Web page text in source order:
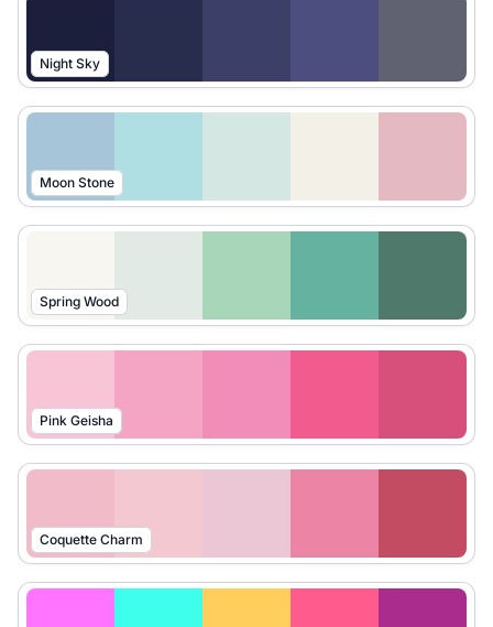
Night Sky
Moon Stone
Spring Wood
Pink Geisha
Coquette Charm